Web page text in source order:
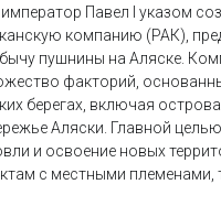
Павел I указом
компанию (РАК),
пушнины на Аляске.
факторий,
берегах, включая
Аляски. Главной
и освоение новых
с местными племенами,